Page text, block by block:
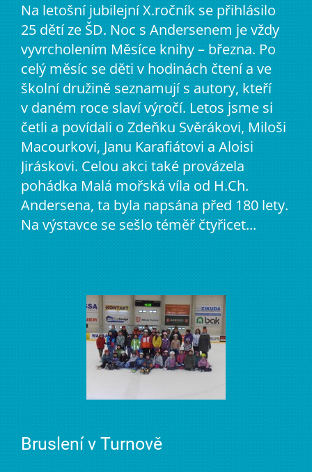
Na letošní jubilejní X.ročník se přihlásilo
25 dětí ze ŠD. Noc s Andersenem je vždy
vyvrcholením Měsíce knihy – března. Po
celý měsíc se děti v hodinách čtení a ve
školní družině seznamují s autory, kteří
v daném roce slaví výročí. Letos jsme si
četli a povídali o Zdeňku Svěrákovi, Miloši
Macourkovi, Janu Karafiátovi a Aloisi
Jiráskovi. Celou akci také provázela
pohádka Malá mořská víla od H.Ch.
Andersena, ta byla napsána před 180 lety.
Na výstavce se sešlo téměř čtyřicet...
Bruslení v Turnově